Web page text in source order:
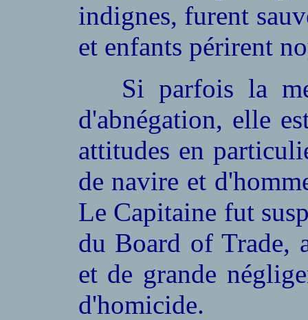
indignes, furent
et enfants périrent
Si parfois la mer
d'abnégation, elle
attitudes en
de navire et
Le Capitaine fut
du Board of Trade,
et de grande
d'homicide.